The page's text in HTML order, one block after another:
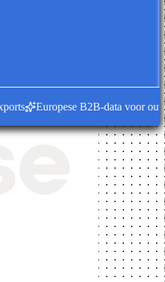
Europese B2B-data voor